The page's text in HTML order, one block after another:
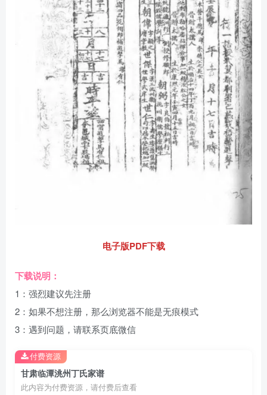
电子版PDF下载
下载说明：
1：强烈建议先注册
2：如果不想注册，那么浏览器不能是无痕模式
3：遇到问题，请联系页底微信
甘肃临潭洮州丁氏家谱
此内容为付费资源，请付费后查看
付费资源